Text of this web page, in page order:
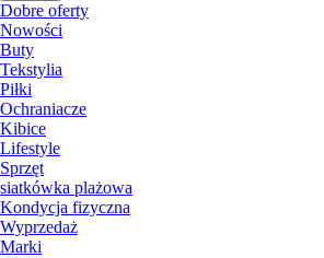
Dobre oferty
Nowości
Buty
Tekstylia
Piłki
Ochraniacze
Kibice
Lifestyle
Sprzęt
siatkówka plażowa
Kondycja fizyczna
Wyprzedaż
Marki